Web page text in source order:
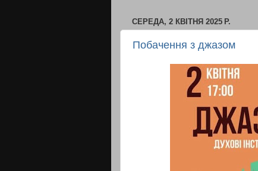
СЕРЕДА, 2 КВІТНЯ 2025 Р.
Побачення з джазом